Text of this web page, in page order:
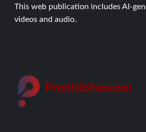
This web publication includes AI-
videos and audio.